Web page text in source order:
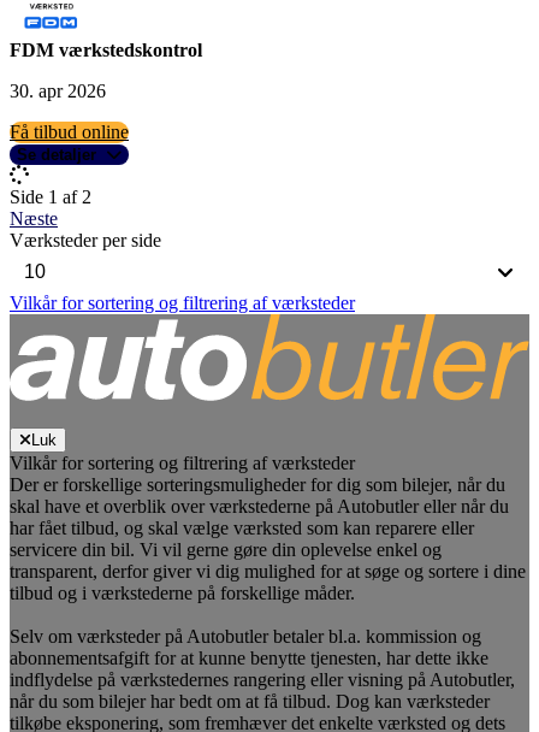
FDM værkstedskontrol
30. apr 2026
Få tilbud online
Se detaljer
Side 1 af 2
Næste
Værksteder per side
Vilkår for sortering og filtrering af værksteder
Luk
Vilkår for sortering og filtrering af værksteder
Der er forskellige sorteringsmuligheder for dig som bilejer, når du
skal have et overblik over værkstederne på Autobutler eller når du
har fået tilbud, og skal vælge værksted som kan reparere eller
servicere din bil. Vi vil gerne gøre din oplevelse enkel og
transparent, derfor giver vi dig mulighed for at søge og sortere i dine
tilbud og i værkstederne på forskellige måder.
Selv om værksteder på Autobutler betaler bl.a. kommission og
abonnementsafgift for at kunne benytte tjenesten, har dette ikke
indflydelse på værkstedernes rangering eller visning på Autobutler,
når du som bilejer har bedt om at få tilbud. Dog kan værksteder
tilkøbe eksponering, som fremhæver det enkelte værksted og dets